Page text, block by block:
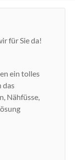
für Sie da!
ein tolles
das
Nähfüsse,